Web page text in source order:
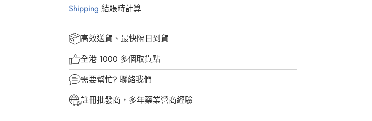
Shipping 結賬時計算
高效送貨、最快隔日到貨
全港 1000 多個取貨點
需要幫忙? 聯絡我們
註冊批發商，多年藥業營商經驗